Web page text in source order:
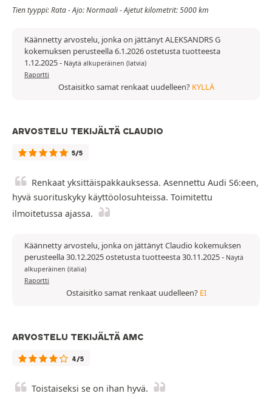
Tien tyyppi: Rata - Ajo: Normaali - Ajetut kilometrit: 5000 km
Käännetty arvostelu, jonka on jättänyt ALEKSANDRS G
kokemuksen perusteella 6.1.2026 ostetusta tuotteesta
1.12.2025- Näytä alkuperäinen (latvia)
Raportti
Ostaisitko samat renkaat uudelleen? KYLLÄ
ARVOSTELU TEKIJÄLTÄ CLAUDIO
5/5
Renkaat yksittäispakkauksessa. Asennettu Audi S6:een,
hyvä suorituskyky käyttöolosuhteissa. Toimitettu
ilmoitetussa ajassa.
Käännetty arvostelu, jonka on jättänyt Claudio kokemuksen
perusteella 30.12.2025 ostetusta tuotteesta 30.11.2025- Näytä
alkuperäinen (italia)
Raportti
Ostaisitko samat renkaat uudelleen? EI
ARVOSTELU TEKIJÄLTÄ AMC
4/5
Toistaiseksi se on ihan hyvä.